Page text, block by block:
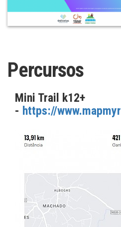
Percursos
Mini Trail k12+
- https://